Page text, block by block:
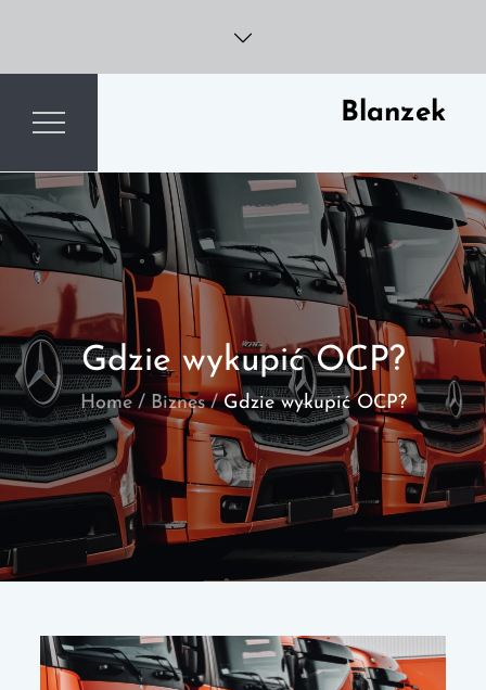
content
Blanzek
Gdzie wykupić OCP?
Home Biznes Gdzie wykupić OCP?